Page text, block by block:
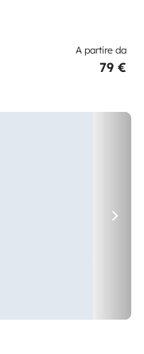
A partire da
79 €